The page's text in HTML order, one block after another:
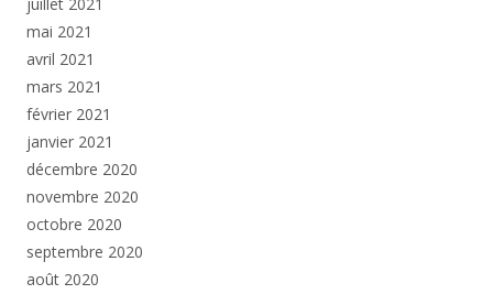
mai 2021
avril 2021
mars 2021
février 2021
janvier 2021
décembre 2020
novembre 2020
octobre 2020
septembre 2020
août 2020